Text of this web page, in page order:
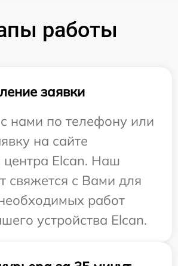
работы
заявки
нами по телефону или
на сайте
центра Elcan. Наш
свяжется с Вами для
работ
устройства Elcan.